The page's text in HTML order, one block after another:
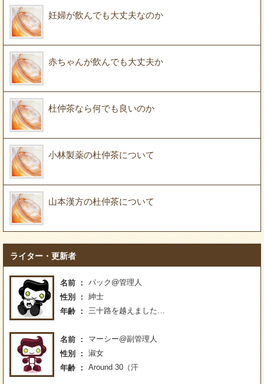
妊婦が飲んでも大丈夫なのか
赤ちゃんが飲んでも大丈夫か
杜仲茶なら何でも良いのか
小林製薬の杜仲茶について
山本漢方の杜仲茶について
ライター・更新者
名前
パック@管理人
性別
紳士
年齢
三十路を越えました…
名前
マーシー@副管理人
性別
淑女
年齢
Around 30（汗